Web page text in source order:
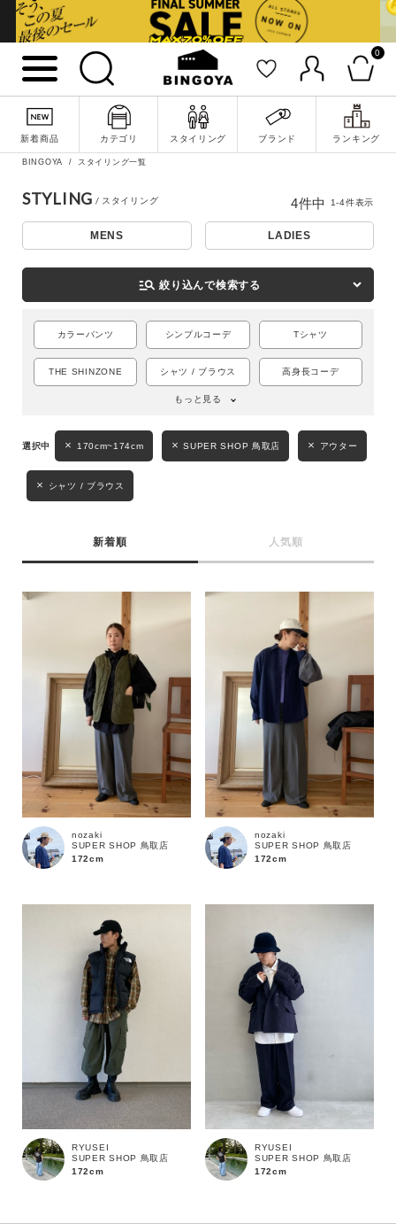
0
新着商品 カテゴリ スタイリング ブランド ランキング
詳細検索
キーワード
MENS KIDS
ブランド
BINGOYA スタイリング一覧
STYLING
MENS LADIES
manage_search 絞り込んで検索する
カラーパンツ シンプルコーデ Tシャツ
THE SHINZONE シャツ / ブラウス 高身長コーデ
もっと見る
170cm~174cm SUPER SHOP 鳥取店 アウター
シャツ / ブラウス
新着順 人気順
4件中 1-4件表示
nozaki
SUPER SHOP 鳥取店
172cm
nozaki
SUPER SHOP 鳥取店
172cm
RYUSEI
SUPER SHOP 鳥取店
172cm
RYUSEI
SUPER SHOP 鳥取店
172cm